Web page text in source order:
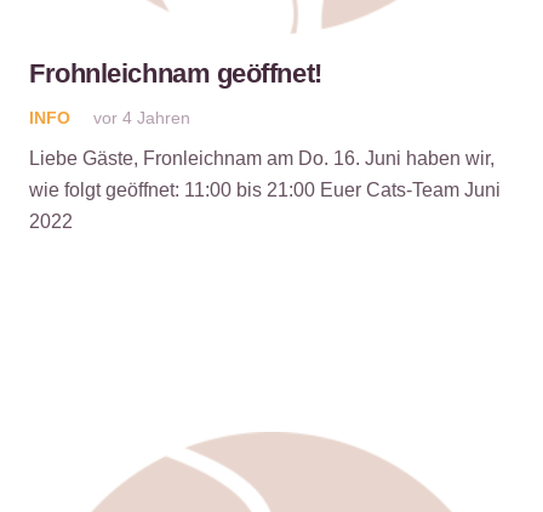
Frohnleichnam geöffnet!
INFO vor 4 Jahren
Liebe Gäste, Fronleichnam am Do. 16. Juni haben wir,
wie folgt geöffnet: 11:00 bis 21:00 Euer Cats-Team Juni
2022